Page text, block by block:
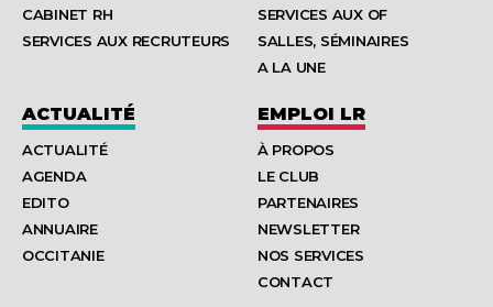
CABINET RH
SERVICES AUX RECRUTEURS
SERVICES AUX OF
SALLES, SÉMINAIRES
A LA UNE
ACTUALITÉ
ACTUALITÉ
AGENDA
EDITO
ANNUAIRE
OCCITANIE
EMPLOI LR
À PROPOS
LE CLUB
PARTENAIRES
NEWSLETTER
NOS SERVICES
CONTACT